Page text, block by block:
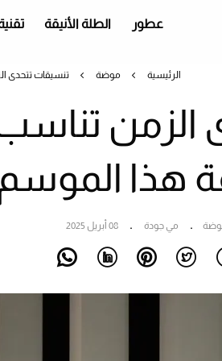
عطور الطلة الأنيقة
الرئيسية موضة تنسيقات تتحدى
الزمن
هذا
مي جودة 08 أبريل 2025